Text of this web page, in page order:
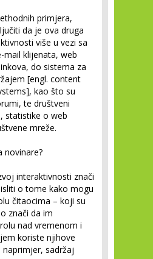
primjera,
da je ova druga
više u vezi sa
klijenata, web
do sistema za
[engl. content
kao što su
te društveni
statistike o web
mreže.
novinare?
interaktivnosti znači
o tome kako mogu
čitaocima – koji su
znači da im
nad vremenom i
koriste njihove
sadržaj